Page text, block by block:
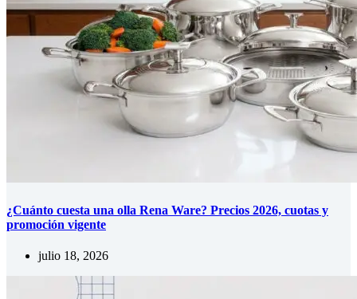
¿Cuánto cuesta una olla Rena Ware? Precios 2026, cuotas y
promoción vigente
julio 18, 2026